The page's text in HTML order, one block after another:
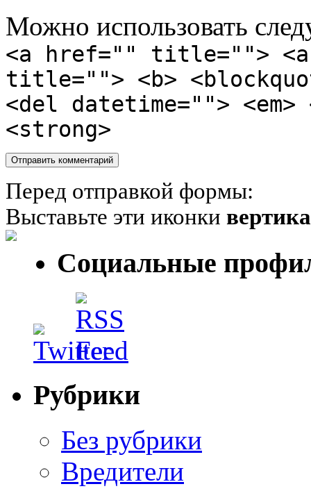
Можно использовать
<a href="" title="">
title=""> <b>
<del datetime="">
<strong>
Перед отправкой формы:
Выставьте эти иконки
Социальные
Рубрики
Без рубрики
Вредители